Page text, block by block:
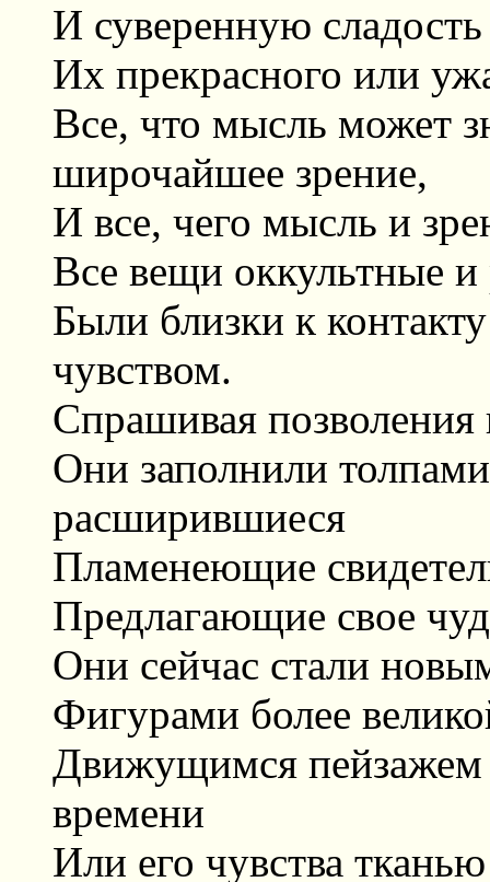
И суверенную
Их прекрасного или
Все, что мысль может
широчайшее зрение,
И все, чего мысль и
Все вещи оккультные и
Были близки к
чувством.
Спрашивая позволения
Они заполнили
расширившиеся
Пламенеющие
Предлагающие свое
Они сейчас стали
Фигурами более
Движущимся пейзажем
времени
Или его чувства